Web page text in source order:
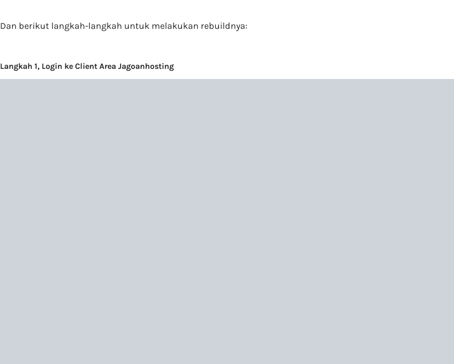
Dan berikut langkah-langkah untuk melakukan rebuildnya:
Langkah 1, Login ke Client Area Jagoanhosting